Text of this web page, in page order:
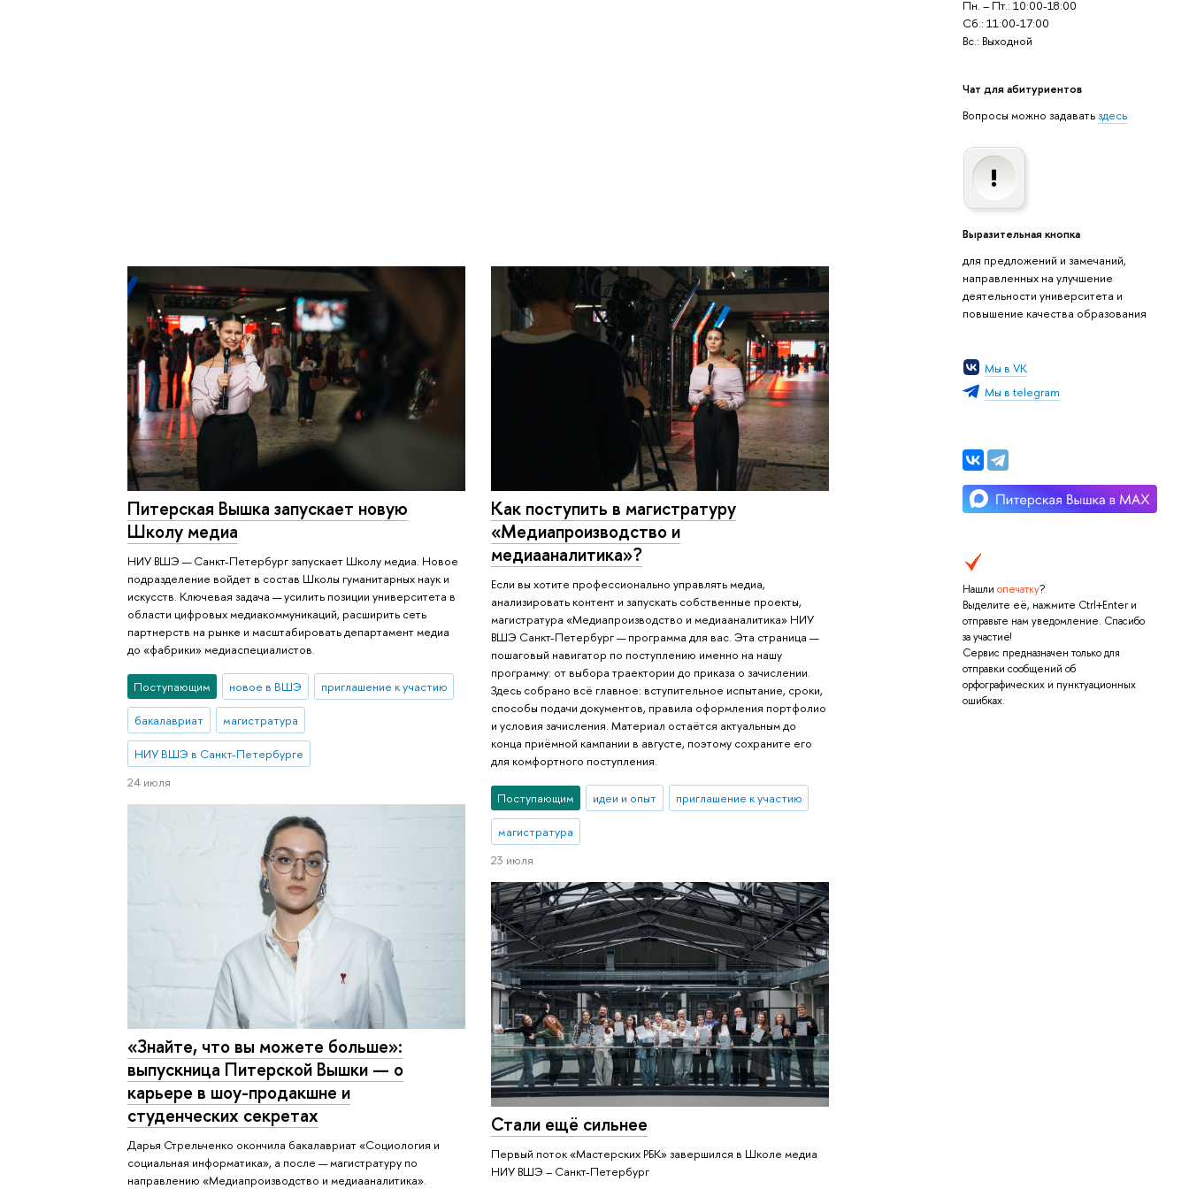
Пн. – Пт.: 10:00-18:00
Сб.: 11:00-17:00
Вс.: Выходной
Чат для абитуриентов
Вопросы можно задаватьздесь
Выразительная кнопка
для предложений и замечаний,
направленных на улучшение
деятельности университета и
повышение качества образования
Мы в VK
Мы в telegram
Нашли опечатку?
Выделите её, нажмите Ctrl+Enter и
отправьте нам уведомление. Спасибо
за участие!
Сервис предназначен только для
отправки сообщений об
орфографических и пунктуационных
ошибках.
Питерская Вышка запускает новую
Школу медиа
НИУ ВШЭ — Санкт-Петербург запускает Школу медиа. Новое
подразделение войдет в состав Школы гуманитарных наук и
искусств. Ключевая задача — усилить позиции университета в
области цифровых медиакоммуникаций, расширить сеть
партнерств на рынке и масштабировать департамент медиа
до «фабрики» медиаспециалистов.
Поступающим новое в ВШЭ приглашение к участию
бакалавриат магистратура
НИУ ВШЭ в Санкт-Петербурге
24 июля
Как поступить в магистратуру
«Медиапроизводство и
медиааналитика»?
Если вы хотите профессионально управлять медиа,
анализировать контент и запускать собственные проекты,
магистратура «Медиапроизводство и медиааналитика» НИУ
ВШЭ Санкт-Петербург — программа для вас. Эта страница —
пошаговый навигатор по поступлению именно на нашу
программу: от выбора траектории до приказа о зачислении.
Здесь собрано всё главное: вступительное испытание, сроки,
способы подачи документов, правила оформления портфолио
и условия зачисления. Материал остаётся актуальным до
конца приёмной кампании в августе, поэтому сохраните его
для комфортного поступления.
Поступающим идеи и опыт приглашение к участию
магистратура
23 июля
«Знайте, что вы можете больше»:
выпускница Питерской Вышки — о
карьере в шоу-продакшне и
студенческих секретах
Дарья Стрельченко окончила бакалавриат «Социология и
социальная информатика», а после — магистратуру по
направлению «Медиапроизводство и медиааналитика».
Стали ещё сильнее
Первый поток «Мастерских РБК» завершился в Школе медиа
НИУ ВШЭ – Санкт-Петербург